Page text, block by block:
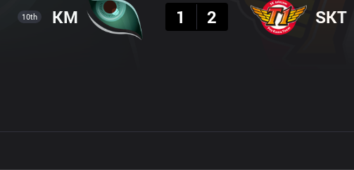
10th KM
1
2 SKT